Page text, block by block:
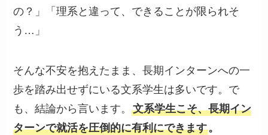
の？」「理系と違って、できることが限られそ
う…」
そんな不安を抱えたまま、長期インターンへの一
歩を踏み出せずにいる文系学生は多いです。で
も、結論から言います。文系学生こそ、長期イン
ターンで就活を圧倒的に有利にできます。